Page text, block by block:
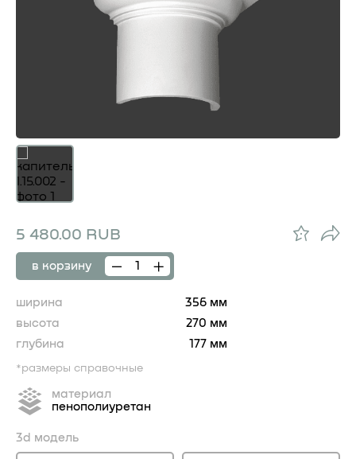
5 480.00 RUB
в корзину
ширина
356 мм
высота
270 мм
глубина
177 мм
*размеры справочные
материал
пенополиуретан
3d модель